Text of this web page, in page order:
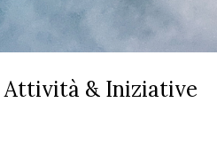
Attività & Iniziative